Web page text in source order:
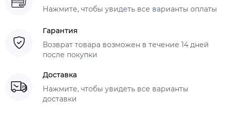
Нажмите, чтобы увидеть все варианты оплаты
Гарантия
Возврат товара возможен в течение 14 дней
после покупки
Доставка
Нажмите, чтобы увидеть все варианты
доставки